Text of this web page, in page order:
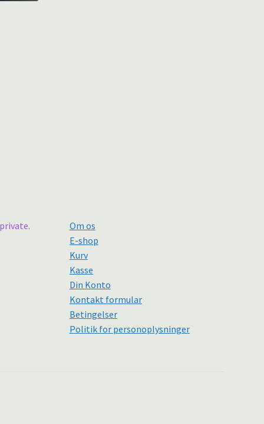
Om os
E-shop
Kurv
Kasse
Din Konto
Kontakt formular
Betingelser
Politik for personoplysninger